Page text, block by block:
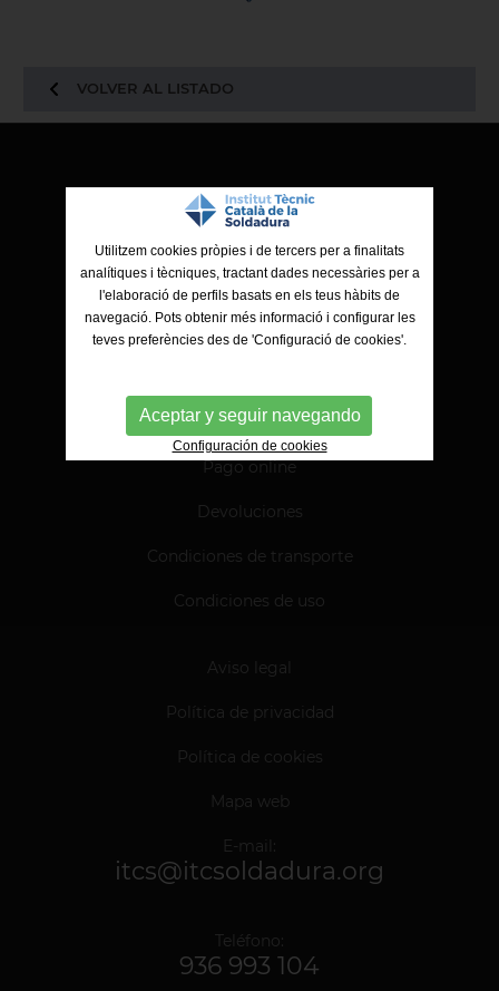
VOLVER AL LISTADO
ITCS - Institut Tècnic Català de la Soldadura
Ctra. de Molins de Rei a Sabadell, 79, Nau 8 bis
Pago online
Devoluciones
Condiciones de transporte
Condiciones de uso
Aviso legal
Política de privacidad
Política de cookies
Mapa web
E-mail:
itcs@itcsoldadura.org
Teléfono:
936 993 104
Utilitzem cookies pròpies i de tercers per a finalitats
analítiques i tècniques, tractant dades necessàries per a
l'elaboració de perfils basats en els teus hàbits de
navegació. Pots obtenir més informació i configurar les
teves preferències des de 'Configuració de cookies'.
Aceptar y seguir navegando
Configuración de cookies